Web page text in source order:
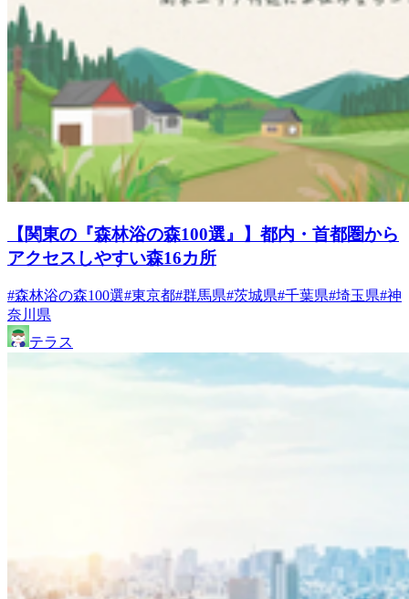
【関東の『森林浴の森100選』】都内・首都圏から
アクセスしやすい森16カ所
#森林浴の森100選#東京都#群馬県#茨城県#千葉県#埼玉県#神
奈川県
テラス